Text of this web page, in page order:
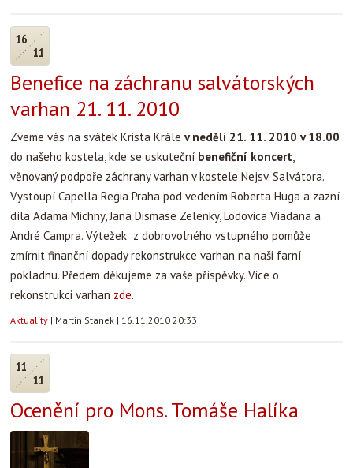
16
11
Benefice na záchranu salvátorských
varhan 21. 11. 2010
Zveme vás na svátek Krista Krále v neděli 21. 11. 2010 v 18.00
do našeho kostela, kde se uskuteční benefiční koncert,
věnovaný podpoře záchrany varhan v kostele Nejsv. Salvátora.
Vystoupí Capella Regia Praha pod vedením Roberta Huga a zazní
díla Adama Michny, Jana Dismase Zelenky, Lodovica Viadana a
André Campra. Výtežek z dobrovolného vstupného pomůže
zmírnit finanční dopady rekonstrukce varhan na naši farní
pokladnu. Předem děkujeme za vaše příspěvky. Více o
rekonstrukci varhan zde.
Aktuality | Martin Stanek | 16.11.2010 20:33
11
11
Ocenění pro Mons. Tomáše Halíka